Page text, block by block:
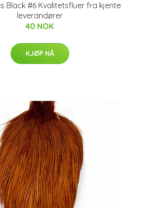
Black #6 Kvalitetsfluer fra kjente
leverandører
40 NOK
KJØP NÅ